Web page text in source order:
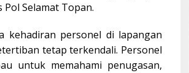
Selamat Topan.
kehadiran personel di lapangan
tetap terkendali. Personel
untuk memahami penugasan,